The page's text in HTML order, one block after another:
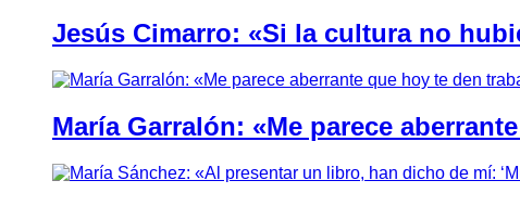
Jesús Cimarro: «Si la cultura no
María Garralón: «Me parece